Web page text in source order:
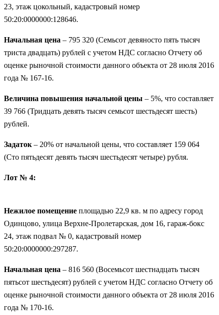
23, этаж цокольный, кадастровый номер
50:20:0000000:128646.
Начальная цена – 795 320 (Семьсот девяносто пять тысяч
триста двадцать) рублей с учетом НДС согласно Отчету об
оценке рыночной стоимости данного объекта от 28 июля 2016
года № 167-16.
Величина повышения начальной цены – 5%, что составляет
39 766 (Тридцать девять тысяч семьсот шестьдесят шесть)
рублей.
Задаток – 20% от начальной цены, что составляет 159 064
(Сто пятьдесят девять тысяч шестьдесят четыре) рубля.
Лот № 4:
Нежилое помещение площадью 22,9 кв. м по адресу город
Одинцово, улица Верхне-Пролетарская, дом 16, гараж-бокс
24, этаж подвал № 0, кадастровый номер
50:20:0000000:297287.
Начальная цена – 816 560 (Восемьсот шестнадцать тысяч
пятьсот шестьдесят) рублей с учетом НДС согласно Отчету об
оценке рыночной стоимости данного объекта от 28 июля 2016
года № 170-16.